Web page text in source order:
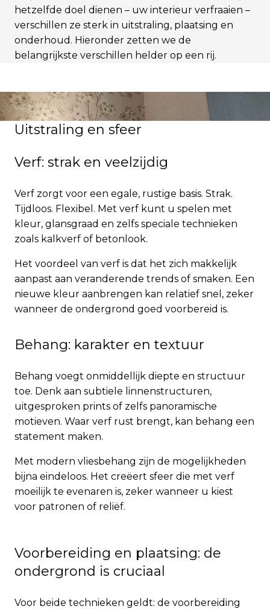
hetzelfde doel dienen – uw interieur verfraaien –
verschillen ze sterk in uitstraling, plaatsing en
onderhoud. Hieronder zetten we de
belangrijkste verschillen helder op een rij.
Uitstraling en sfeer
Verf: strak en veelzijdig
Verf zorgt voor een egale, rustige basis. Strak.
Tijdloos. Flexibel. Met verf kunt u spelen met
kleur, glansgraad en zelfs speciale technieken
zoals kalkverf of betonlook.
Het voordeel van verf is dat het zich makkelijk
aanpast aan veranderende trends of smaken. Een
nieuwe kleur aanbrengen kan relatief snel, zeker
wanneer de ondergrond goed voorbereid is.
Behang: karakter en textuur
Behang voegt onmiddellijk diepte en structuur
toe. Denk aan subtiele linnenstructuren,
uitgesproken prints of zelfs panoramische
motieven. Waar verf rust brengt, kan behang een
statement maken.
Met modern vliesbehang zijn de mogelijkheden
bijna eindeloos. Het creëert sfeer die met verf
moeilijk te evenaren is, zeker wanneer u kiest
voor patronen of reliëf.
Voorbereiding en plaatsing: de
ondergrond is cruciaal
Voor beide technieken geldt: de voorbereiding